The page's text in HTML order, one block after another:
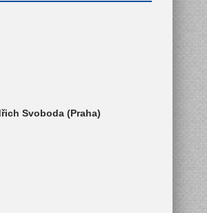
Svoboda (Praha)